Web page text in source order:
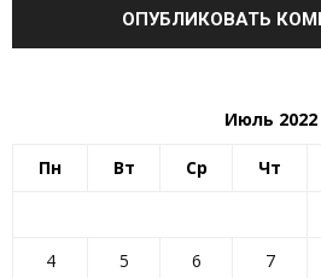
Июль 2022
Пн Вт Ср Чт
4
5 6 7